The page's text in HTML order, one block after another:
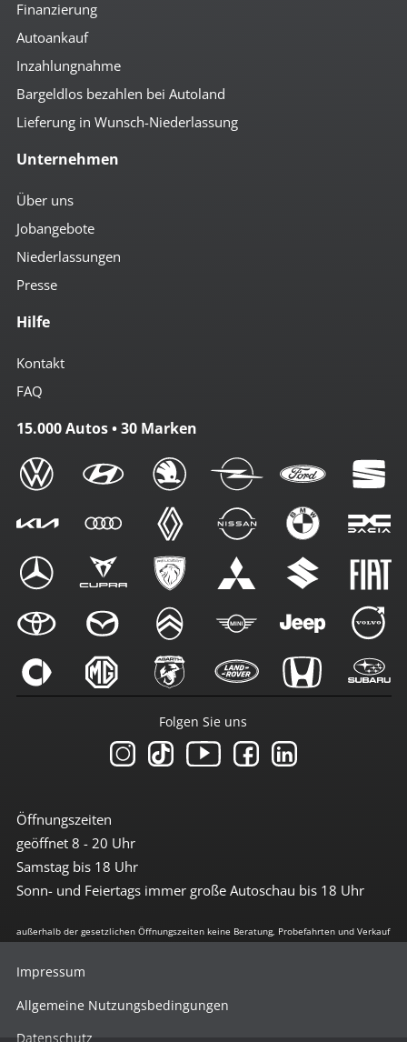
Finanzierung
Autoankauf
Inzahlungnahme
Bargeldlos bezahlen bei Autoland
Lieferung in Wunsch-Niederlassung
Unternehmen
Über uns
Jobangebote
Niederlassungen
Presse
Hilfe
Kontakt
FAQ
15.000 Autos • 30 Marken
Öffnungszeiten
geöffnet 8 - 20 Uhr
Samstag bis 18 Uhr
Sonn- und Feiertags immer große Autoschau bis 18 Uhr
Folgen Sie uns
außerhalb der gesetzlichen Öffnungszeiten keine Beratung, Probefahrten und Verkauf
Impressum
Allgemeine Nutzungsbedingungen
Datenschutz